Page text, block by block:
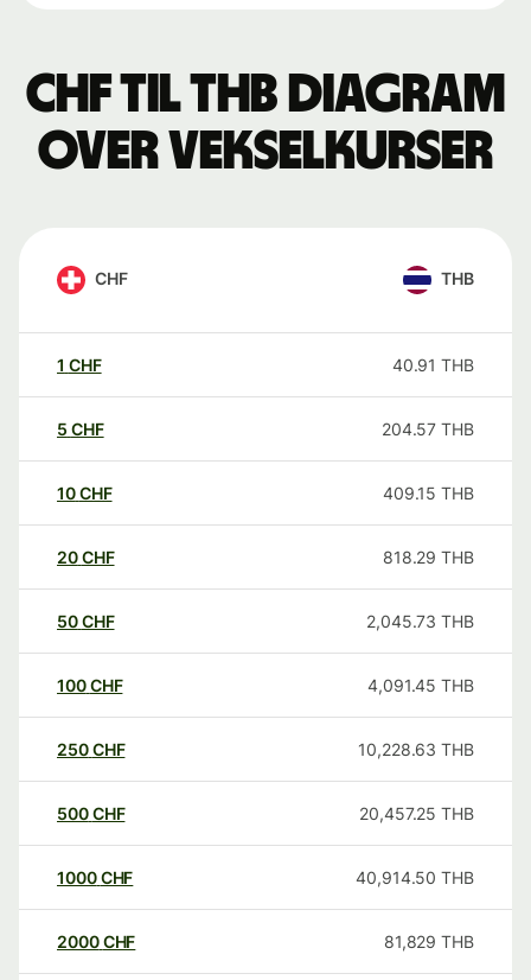
CHF til THB Diagram
over vekselkurser
CHF THB
1 CHF 40.91 THB
5 CHF 204.57 THB
10CHF 409.15 THB
20CHF 818.29 THB
50CHF 2,045.73 THB
100CHF 4,091.45 THB
250CHF 10,228.63 THB
500CHF 20,457.25 THB
1000CHF 40,914.50 THB
2000CHF 81,829 THB